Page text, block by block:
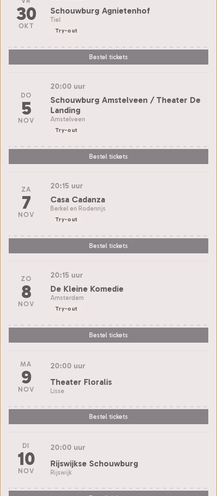
30
OKT
Schouwburg Agnietenhof
Tiel
Try-out
Bestel tickets
DO
5
NOV
20:00 uur
Schouwburg Amstelveen / Theater De
Landing
Amstelveen
Try-out
Bestel tickets
ZA
7
NOV
20:15 uur
Casa Cadanza
Berkel en Rodenrijs
Try-out
Bestel tickets
ZO
8
NOV
20:15 uur
De Kleine Komedie
Amsterdam
Try-out
Bestel tickets
MA
9
NOV
20:00 uur
Theater Floralis
Lisse
Bestel tickets
DI
10
NOV
20:00 uur
Rijswijkse Schouwburg
Rijswijk